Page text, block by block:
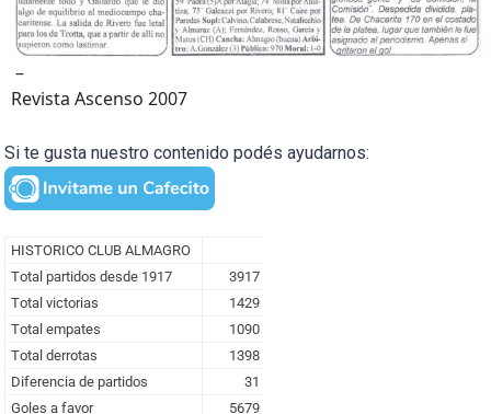
–
Revista Ascenso 2007
Si te gusta nuestro contenido podés ayudarnos: